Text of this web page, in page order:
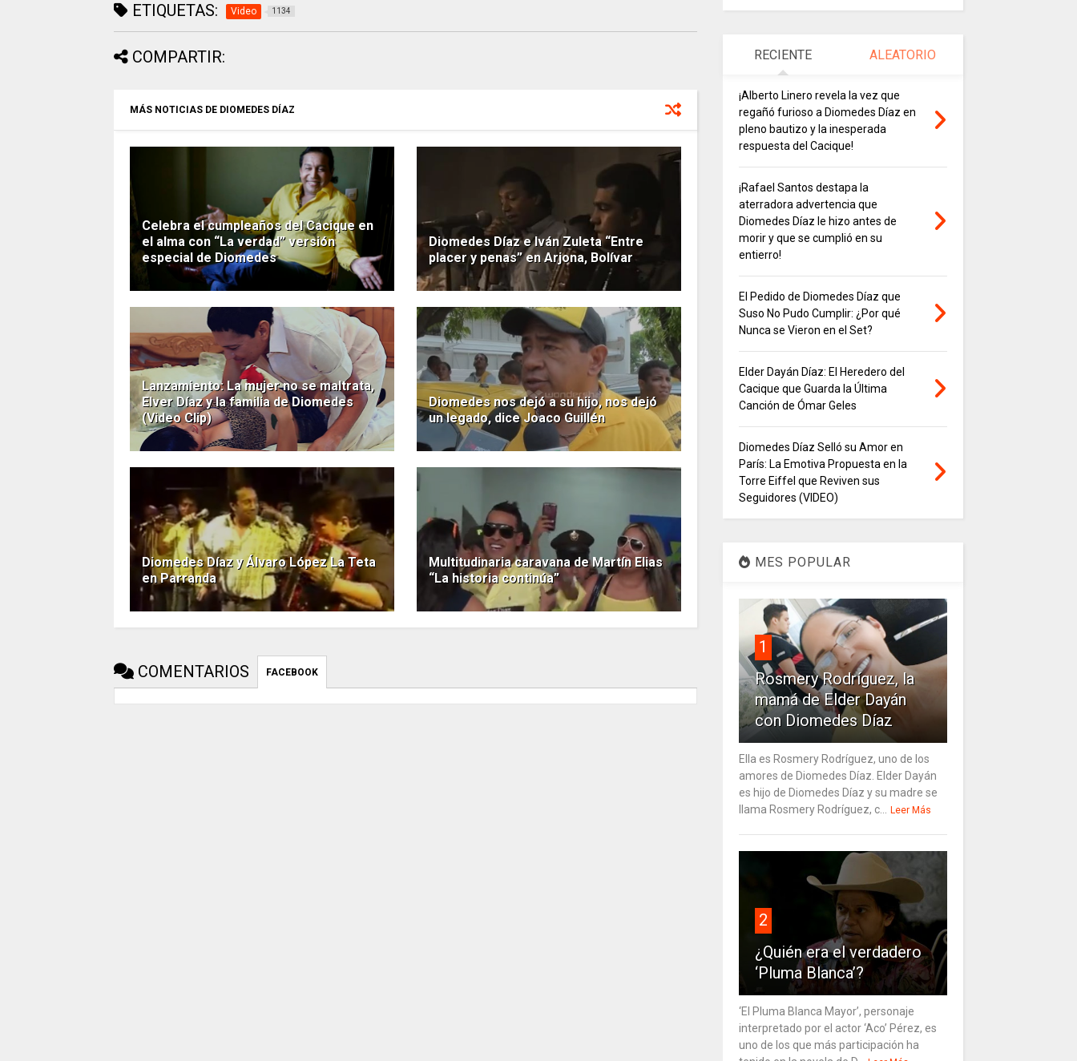
ETIQUETAS: Video 1134
COMPARTIR:
MÁS NOTICIAS DE DIOMEDES DÍAZ
Celebra el cumpleaños del Cacique en
el alma con “La verdad” versión
especial de Diomedes
Diomedes Díaz e Iván Zuleta “Entre
placer y penas” en Arjona, Bolívar
Lanzamiento: La mujer no se maltrata,
Elver Díaz y la familia de Diomedes
(Video Clip)
Diomedes nos dejó a su hijo, nos dejó
un legado, dice Joaco Guillén
Diomedes Díaz y Álvaro López La Teta
en Parranda
Multitudinaria caravana de Martín Elias
“La historia continúa”
COMENTARIOS FACEBOOK
RECIENTE ALEATORIO
¡Alberto Linero revela la vez que
regañó furioso a Diomedes Díaz en
pleno bautizo y la inesperada
respuesta del Cacique!
¡Rafael Santos destapa la
aterradora advertencia que
Diomedes Díaz le hizo antes de
morir y que se cumplió en su
entierro!
El Pedido de Diomedes Díaz que
Suso No Pudo Cumplir: ¿Por qué
Nunca se Vieron en el Set?
Elder Dayán Díaz: El Heredero del
Cacique que Guarda la Última
Canción de Ómar Geles
Diomedes Díaz Selló su Amor en
París: La Emotiva Propuesta en la
Torre Eiffel que Reviven sus
Seguidores (VIDEO)
MES POPULAR
1
Rosmery Rodríguez, la
mamá de Elder Dayán
con Diomedes Díaz
Ella es Rosmery Rodríguez, uno de los
amores de Diomedes Díaz. Elder Dayán
es hijo de Diomedes Díaz y su madre se
llama Rosmery Rodríguez, c... Leer Más
2
¿Quién era el verdadero
‘Pluma Blanca’?
‘El Pluma Blanca Mayor’, personaje
interpretado por el actor ‘Aco’ Pérez, es
uno de los que más participación ha